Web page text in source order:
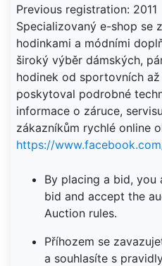
Previous registration: 2011
Specializovaný e-shop se
hodinkami a módními
široký výběr dámských,
hodinek od sportovních
poskytoval podrobné
informace o záruce,
https://
By placing a bid, you
bid and accept the
Auction rules.
Příhozem se
a souhlasíte s